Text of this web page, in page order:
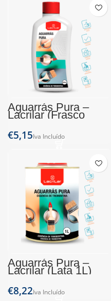
Aguarrás Pura –
Lacrilar (Frasco
500ml)
€
Aguarrás Pura –
Lacrilar (Lata 1L)
€